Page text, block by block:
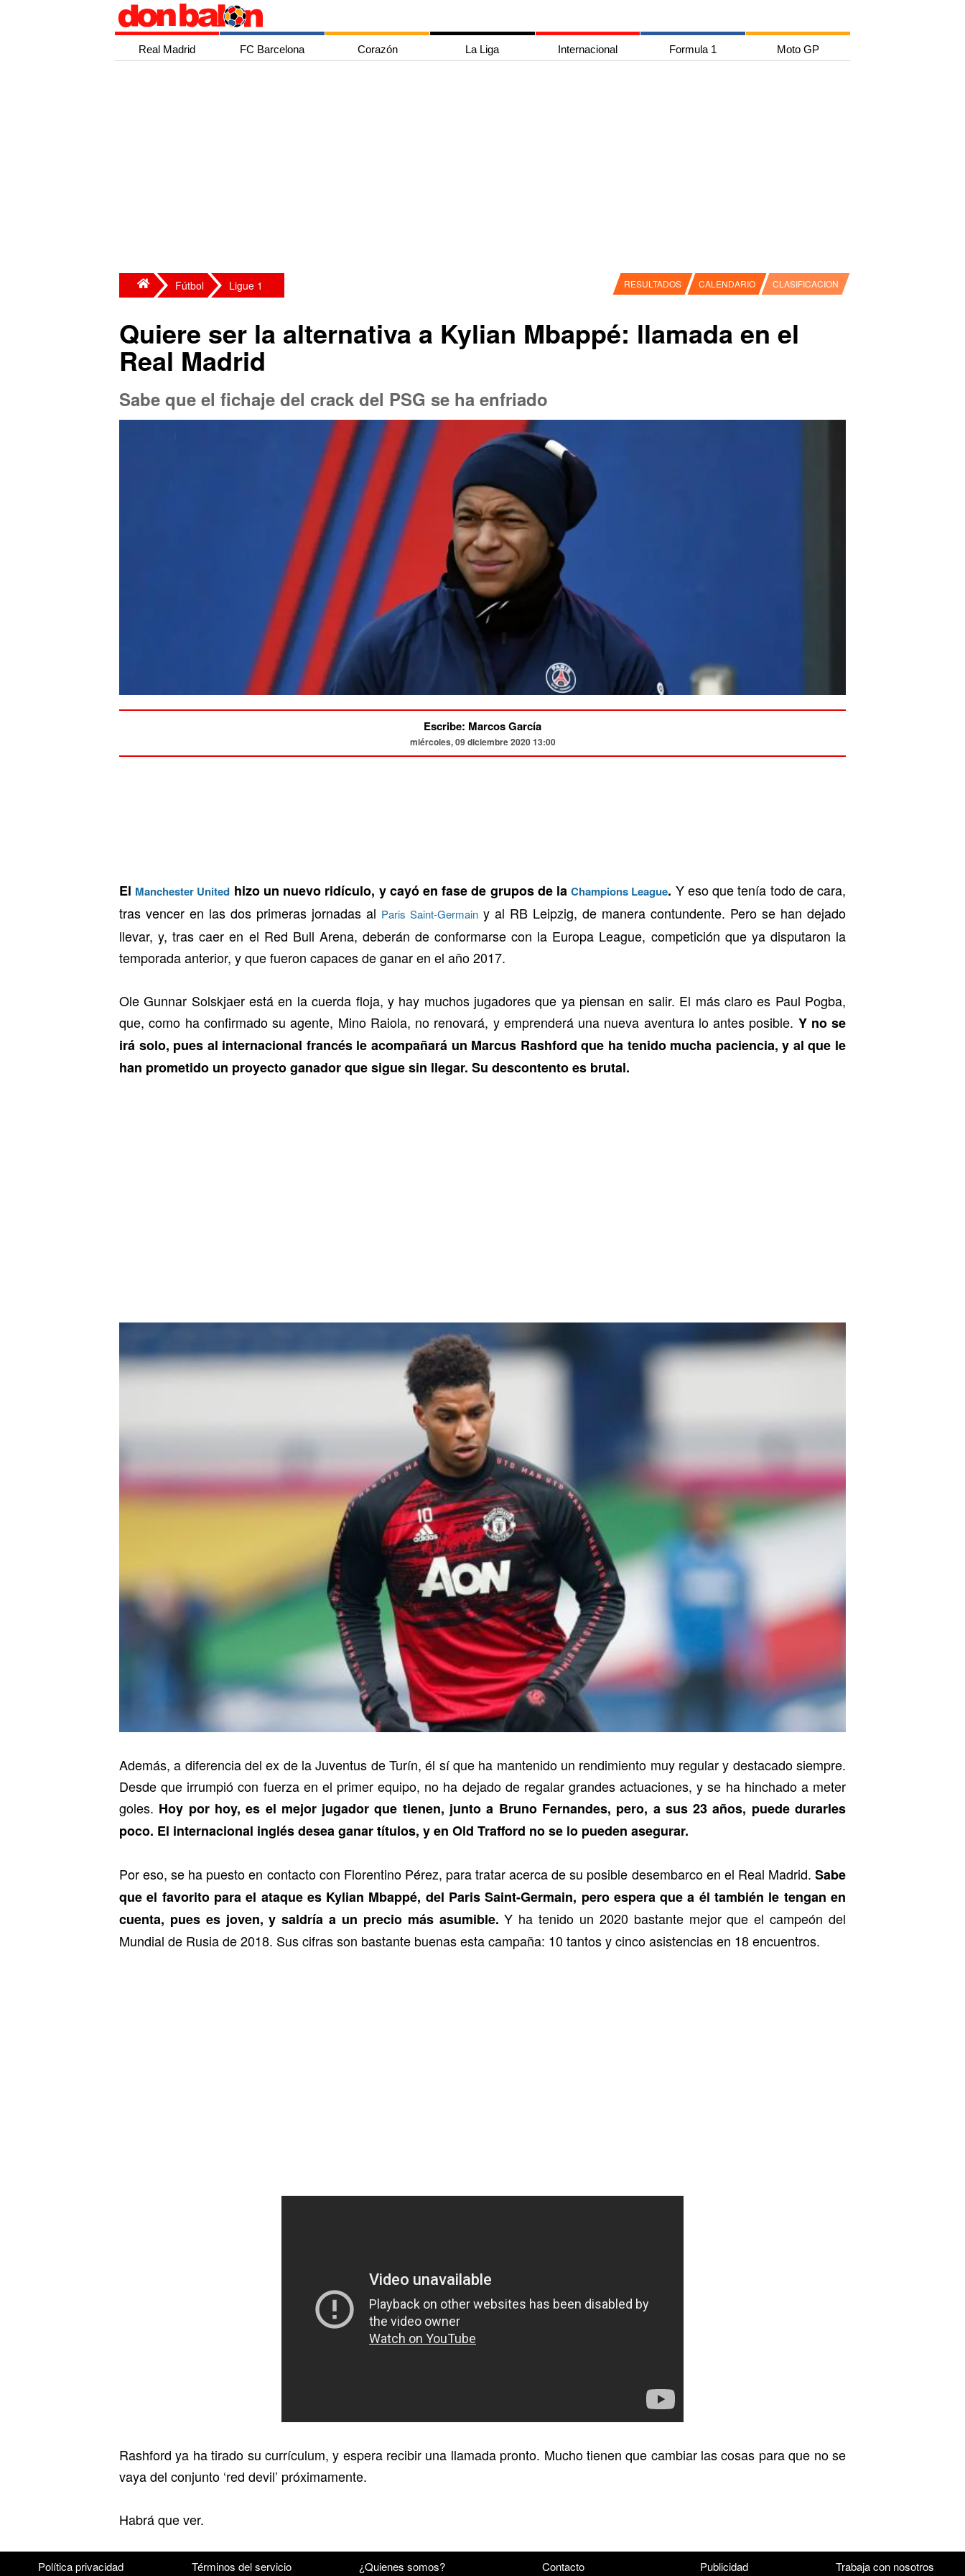
Real Madrid FC Barcelona Corazón La Liga Internacional Formula 1 Moto GP
Fútbol Ligue 1 RESULTADOS CALENDARIO CLASIFICACION
Quiere ser la alternativa a Kylian Mbappé: llamada en el
Real Madrid
Sabe que el fichaje del crack del PSG se ha enfriado
Escribe: Marcos García
miércoles, 09 diciembre 2020 13:00
El Manchester United hizo un nuevo ridículo, y cayó en fase de grupos de laChampions League. Y eso que tenía todo de cara,
tras vencer en las dos primeras jornadas al Paris Saint-Germain y al RB Leipzig, de manera contundente. Pero se han dejado
llevar, y, tras caer en el Red Bull Arena, deberán de conformarse con la Europa League, competición que ya disputaron la
temporada anterior, y que fueron capaces de ganar en el año 2017.
Ole Gunnar Solskjaer está en la cuerda floja, y hay muchos jugadores que ya piensan en salir. El más claro es Paul Pogba,
que, como ha confirmado su agente, Mino Raiola, no renovará, y emprenderá una nueva aventura lo antes posible. Y no se
irá solo, pues al internacional francés le acompañará un Marcus Rashford que ha tenido mucha paciencia, y al que le
han prometido un proyecto ganador que sigue sin llegar. Su descontento es brutal.
Además, a diferencia del ex de la Juventus de Turín, él sí que ha mantenido un rendimiento muy regular y destacado siempre.
Desde que irrumpió con fuerza en el primer equipo, no ha dejado de regalar grandes actuaciones, y se ha hinchado a meter
goles. Hoy por hoy, es el mejor jugador que tienen, junto a Bruno Fernandes, pero, a sus 23 años, puede durarles
poco. El internacional inglés desea ganar títulos, y en Old Trafford no se lo pueden asegurar.
Por eso, se ha puesto en contacto con Florentino Pérez, para tratar acerca de su posible desembarco en el Real Madrid. Sabe
que el favorito para el ataque es Kylian Mbappé, del Paris Saint-Germain, pero espera que a él también le tengan en
cuenta, pues es joven, y saldría a un precio más asumible. Y ha tenido un 2020 bastante mejor que el campeón del
Mundial de Rusia de 2018. Sus cifras son bastante buenas esta campaña: 10 tantos y cinco asistencias en 18 encuentros.
Rashford ya ha tirado su currículum, y espera recibir una llamada pronto. Mucho tienen que cambiar las cosas para que no se
vaya del conjunto ‘red devil’ próximamente.
Habrá que ver.
Política privacidad Términos del servicio ¿Quienes somos? Contacto Publicidad Trabaja con nosotros